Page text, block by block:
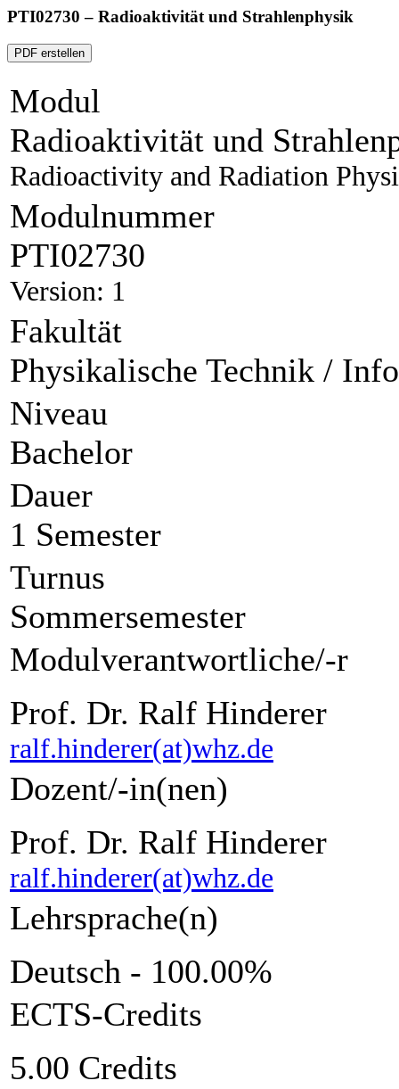
PTI02730 – Radioaktivität und Strahlenphysik
PDF erstellen
Modul
Radioaktivität und
Radioactivity and Radiation
Modulnummer
PTI02730
Version: 1
Fakultät
Physikalische Technik /
Niveau
Bachelor
Dauer
1 Semester
Turnus
Sommersemester
Modulverantwortliche/-r
Prof. Dr. Ralf Hinderer
ralf.hinderer(at)whz.de
Dozent/-in(nen)
Prof. Dr. Ralf Hinderer
ralf.hinderer(at)whz.de
Lehrsprache(n)
Deutsch - 100.00%
ECTS-Credits
5.00 Credits